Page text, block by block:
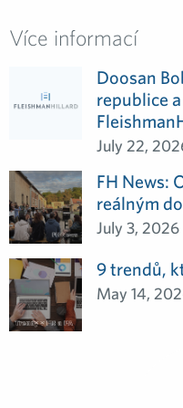
Více informací
Doosan
republice
July 22,
FH News:
reálným
July 3, 2026
9 trendů,
May 14,